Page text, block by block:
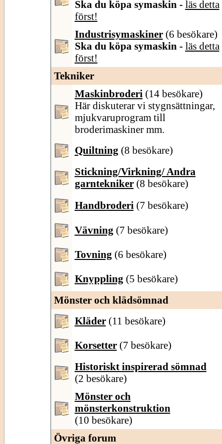
Ska du köpa symaskin - läs detta
först!
Industrisymaskiner (6 besökare)
Ska du köpa symaskin - läs detta
först!
Tekniker
Maskinbroderi (14 besökare)
Här diskuterar vi stygnsättningar,
mjukvaruprogram till
broderimaskiner mm.
Quiltning (8 besökare)
Stickning/Virkning/ Andra
garntekniker (8 besökare)
Handbroderi (7 besökare)
Vävning (7 besökare)
Tovning (6 besökare)
Knyppling (5 besökare)
Mönster och klädsömnad
Kläder (11 besökare)
Korsetter (7 besökare)
Historiskt inspirerad sömnad
(2 besökare)
Mönster och
mönsterkonstruktion
(10 besökare)
Övriga forum